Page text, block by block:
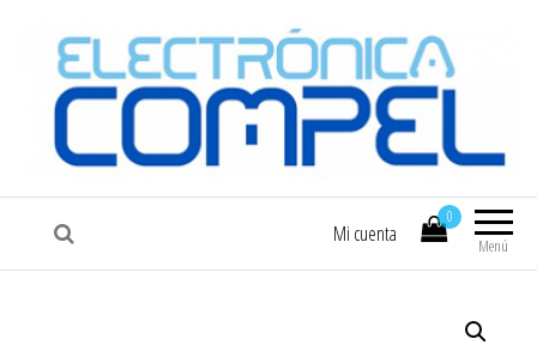
COMPEL Electrónica COMPEL
Menú
0
Mi cuenta